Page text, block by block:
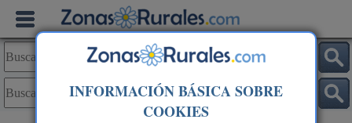
INFORMACIÓN BÁSICA SOBRE
COOKIES